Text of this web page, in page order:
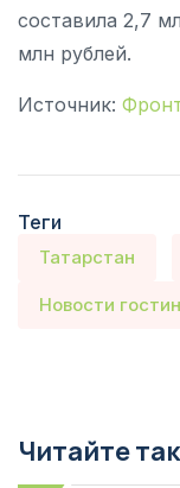
составила 2,7
млн рублей.
Источник:
Теги
Татарстан
Новости
Читайте